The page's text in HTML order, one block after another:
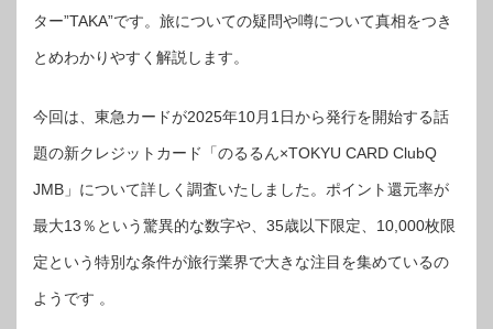
ター”TAKA”です。旅についての疑問や噂について真相をつき
とめわかりやすく解説します。
今回は、東急カードが2025年10月1日から発行を開始する話
題の新クレジットカード「のるるん×TOKYU CARD ClubQ
JMB」について詳しく調査いたしました。ポイント還元率が
最大13％という驚異的な数字や、35歳以下限定、10,000枚限
定という特別な条件が旅行業界で大きな注目を集めているの
ようです 。